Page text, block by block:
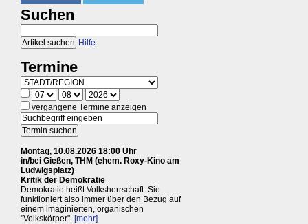
Suchen
Hilfe
Termine
vergangene Termine anzeigen
Montag, 10.08.2026 18:00 Uhr
in/bei Gießen, THM (ehem. Roxy-Kino am
Ludwigsplatz)
Kritik der Demokratie
Demokratie heißt Volksherrschaft. Sie
funktioniert also immer über den Bezug auf
einem imaginierten, organischen
"Volkskörper". [mehr]